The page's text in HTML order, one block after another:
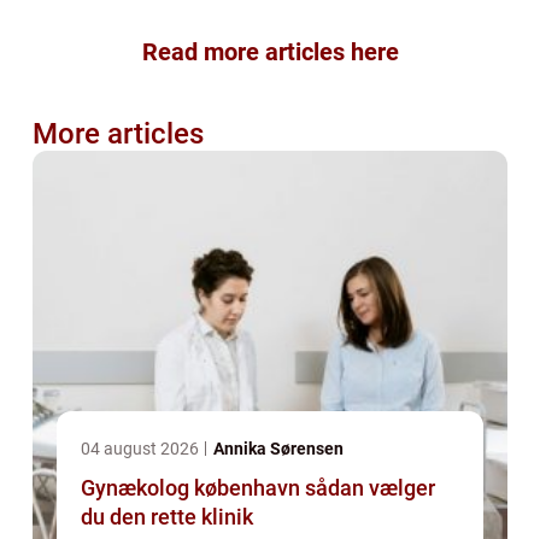
Read more articles here
More articles
04 august 2026 Annika Sørensen
Gynækolog københavn sådan vælger
du den rette klinik